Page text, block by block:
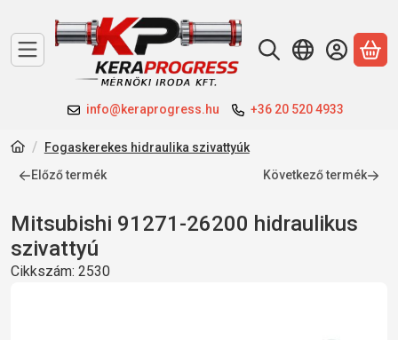
info@keraprogress.hu +36 20 520 4933
A
Fogaskerekes hidraulika szivattyúk
Előző termék
Következő termék
Mitsubishi 91271-26200 hidraulikus
szivattyú
Cikkszám: 2530